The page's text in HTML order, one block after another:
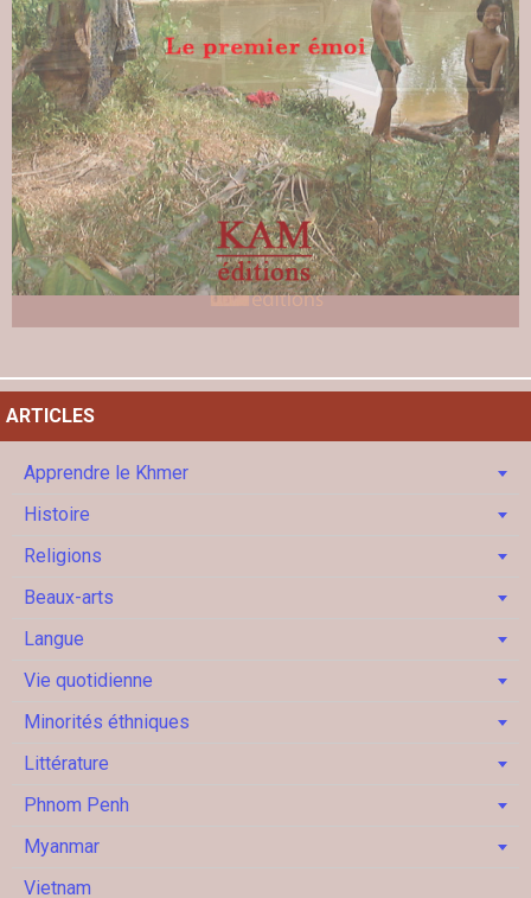
ARTICLES
Apprendre le Khmer
Histoire
Religions
Beaux-arts
Langue
Vie quotidienne
Minorités éthniques
Littérature
Phnom Penh
Myanmar
Vietnam